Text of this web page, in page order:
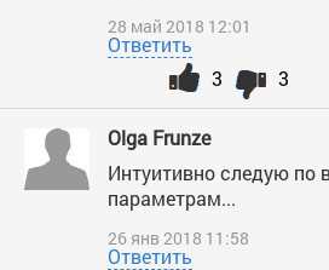
28 май 2018 12:01
Ответить
3
3
Olga Frunze
Интуитивно следую по
параметрам...
26 янв 2018 11:58
Ответить